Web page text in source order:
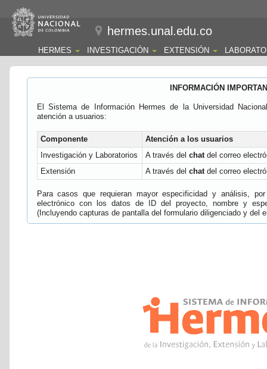
hermes.unal.edu.co
HERMES INVESTIGACIÓN EXTENSIÓN
INFORMACIÓN
El Sistema de Información Hermes de la Universidad
atención a usuarios:
Componente
Atención a los usuarios
Investigación y Laboratorios
A través del chatdel correo
Extensión
A través del chatdel correo
Para casos que requieran mayor especificidad y análisis,
electrónico con los datos de ID del proyecto, nombre y
(Incluyendo capturas de pantalla del formulario diligenciado y del